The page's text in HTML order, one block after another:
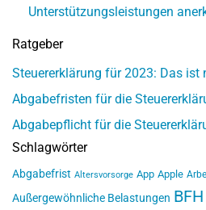
Unterstützungsleistungen
Ratgeber
Steuererklärung für 2023: Das ist
Abgabefristen für die
Abgabepflicht für die
Schlagwörter
Abgabefrist Altersvorsorge App Apple
Außergewöhnliche Belastungen BFH